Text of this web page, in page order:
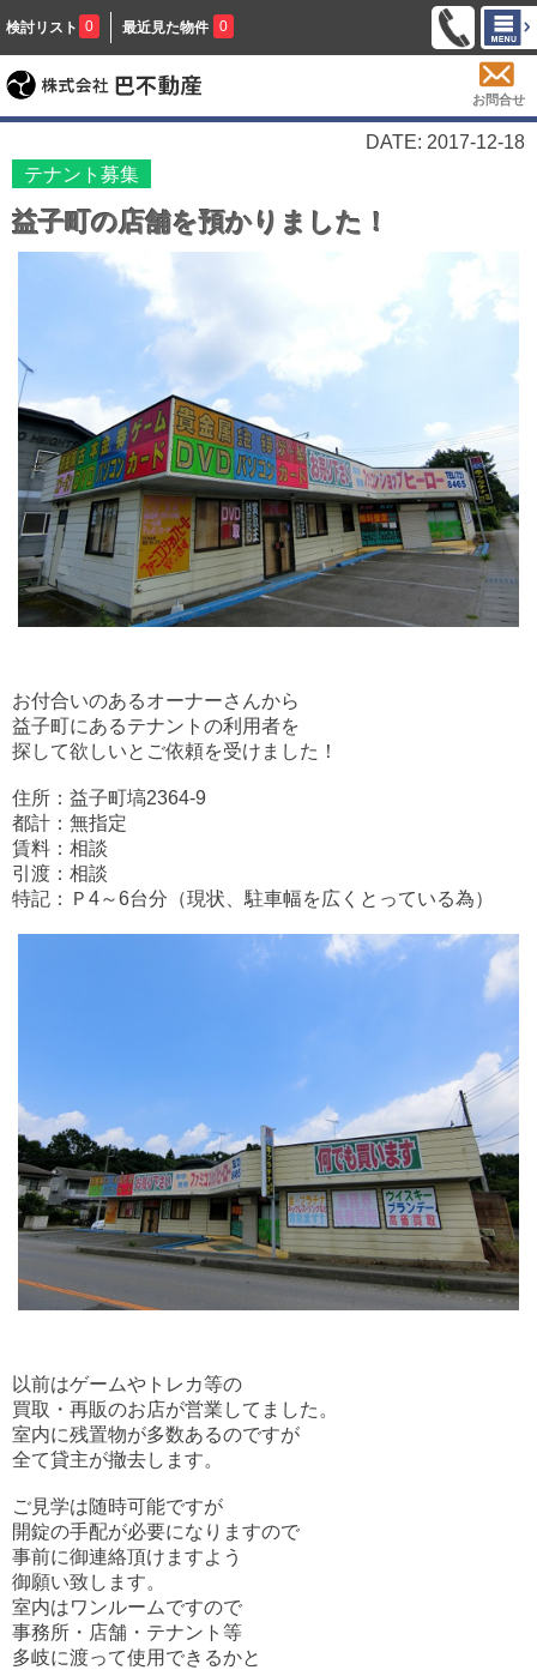
検討リスト 0 最近見た物件 0
お問合せ
DATE: 2017-12-18
テナント募集
益子町の店舗を預かりました！
お付合いのあるオーナーさんから
益子町にあるテナントの利用者を
探して欲しいとご依頼を受けました！
住所：益子町塙2364-9
都計：無指定
賃料：相談
引渡：相談
特記：Ｐ4～6台分（現状、駐車幅を広くとっている為）
以前はゲームやトレカ等の
買取・再販のお店が営業してました。
室内に残置物が多数あるのですが
全て貸主が撤去します。
ご見学は随時可能ですが
開錠の手配が必要になりますので
事前に御連絡頂けますよう
御願い致します。
室内はワンルームですので
事務所・店舗・テナント等
多岐に渡って使用できるかと